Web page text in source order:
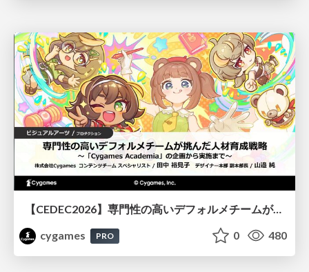
【CEDEC2026】専門性の高いデフォルメチームが挑んだ人材育成戦略 〜Cygames Academiaの企画から実施まで〜
cygames
PRO 0 480